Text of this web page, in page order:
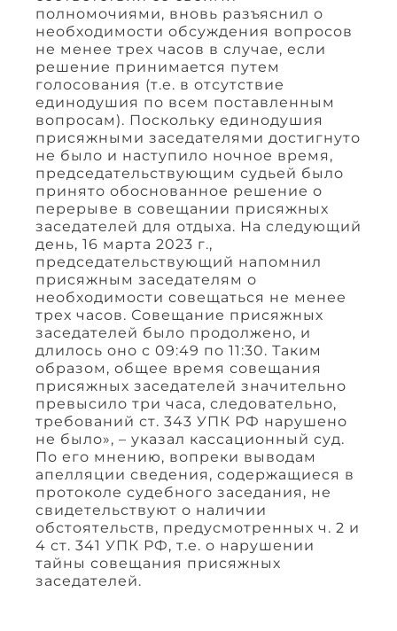
полномочиями, вновь разъяснил о
необходимости обсуждения вопросов
не менее трех часов в случае, если
решение принимается путем
голосования (т.е. в отсутствие
единодушия по всем поставленным
вопросам). Поскольку единодушия
присяжными заседателями достигнуто
не было и наступило ночное время,
председательствующим судьей было
принято обоснованное решение о
перерыве в совещании присяжных
заседателей для отдыха. На следующий
день, 16 марта 2023 г.,
председательствующий напомнил
присяжным заседателям о
необходимости совещаться не менее
трех часов. Совещание присяжных
заседателей было продолжено, и
длилось оно с 09:49 по 11:30. Таким
образом, общее время совещания
присяжных заседателей значительно
превысило три часа, следовательно,
требований ст. 343 УПК РФ нарушено
не было», – указал кассационный суд.
По его мнению, вопреки выводам
апелляции сведения, содержащиеся в
протоколе судебного заседания, не
свидетельствуют о наличии
обстоятельств, предусмотренных ч. 2 и
4 ст. 341 УПК РФ, т.е. о нарушении
тайны совещания присяжных
заседателей.